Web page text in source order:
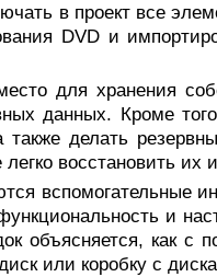
в проект все
DVD и
для хранения
данных. Кроме
также делать
восстановить
вспомогательные
и
объясняется, как с
или коробку с